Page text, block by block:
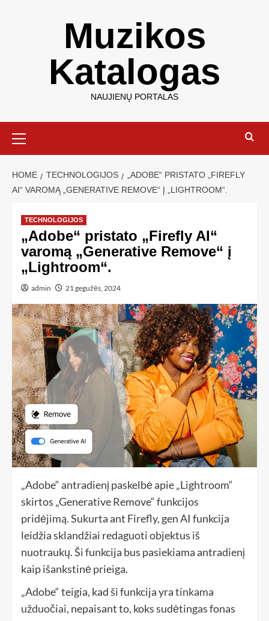
Muzikos
Katalogas
NAUJIENŲ PORTALAS
HOME TECHNOLOGIJOS
„ADOBE“ PRISTATO „FIREFLY
AI“ VAROMĄ „GENERATIVE REMOVE“ Į „LIGHTROOM“.
TECHNOLOGIJOS
„Adobe“ pristato „Firefly AI“
varomą „Generative Remove“ į
„Lightroom“.
admin 21 gegužės, 2024
„Adobe“ antradienį paskelbė apie „Lightroom“
skirtos „Generative Remove“ funkcijos
pridėjimą. Sukurta ant Firefly, gen AI funkcija
leidžia sklandžiai redaguoti objektus iš
nuotraukų. Ši funkcija bus pasiekiama antradienį
kaip išankstinė prieiga.
„Adobe“ teigia, kad ši funkcija yratinkama
užduočiai, nepaisant to, koks sudėtingas fonas